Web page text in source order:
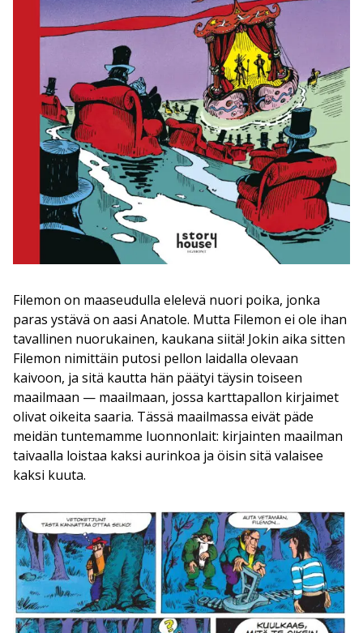
Filemon on maaseudulla elelevä nuori poika, jonka
paras ystävä on aasi Anatole. Mutta Filemon ei ole ihan
tavallinen nuorukainen, kaukana siitä! Jokin aika sitten
Filemon nimittäin putosi pellon laidalla olevaan
kaivoon, ja sitä kautta hän päätyi täysin toiseen
maailmaan — maailmaan, jossa karttapallon kirjaimet
olivat oikeita saaria. Tässä maailmassa eivät päde
meidän tuntemamme luonnonlait: kirjainten maailman
taivaalla loistaa kaksi aurinkoa ja öisin sitä valaisee
kaksi kuuta.